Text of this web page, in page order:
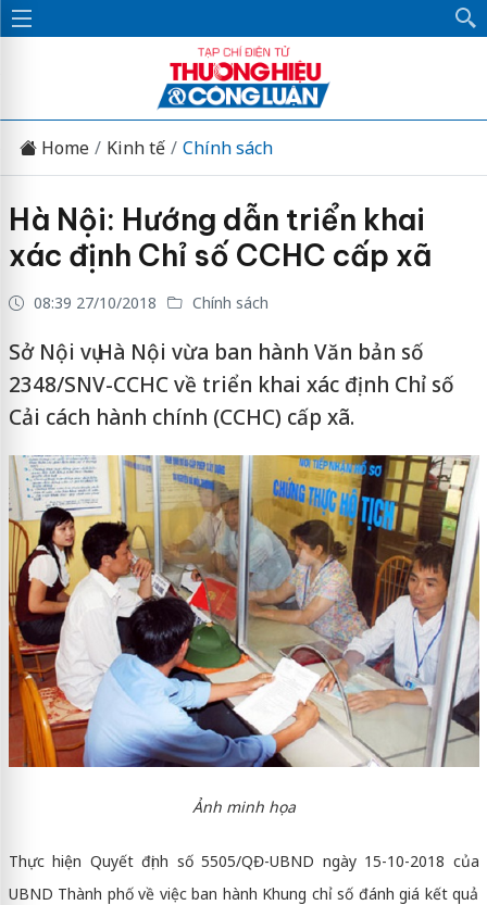
Home Kinh tế Chính sách
Hà Nội: Hướng dẫn triển khai
xác định Chỉ số CCHC cấp xã
08:39 27/10/2018 Chính sách
Sở Nội vụ Hà Nội vừa ban hành Văn bản số
2348/SNV-CCHC về triển khai xác định Chỉ số
Cải cách hành chính (CCHC) cấp xã.
Ảnh minh họa
Thực hiện Quyết định số 5505/QĐ-UBND ngày 15-10-2018 của
UBND Thành phố về việc ban hành Khung chỉ số đánh giá kết quả